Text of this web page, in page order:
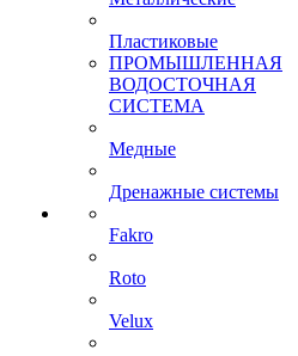
Пластиковые
ПРОМЫШЛЕННАЯ
ВОДОСТОЧНАЯ
СИСТЕМА
Медные
Дренажные системы
Fakro
Roto
Velux